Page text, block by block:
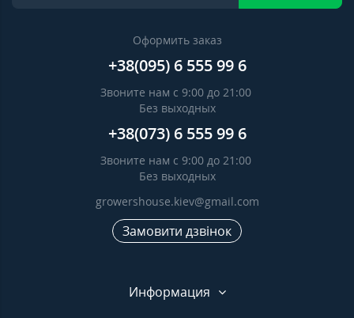
Оформить заказ
+38(095) 6 555 99 6
Звоните нам с 9:00 до 21:00
Без выходных
+38(073) 6 555 99 6
Звоните нам с 9:00 до 21:00
Без выходных
growershouse.kiev@gmail.com
Замовити дзвінок
Информация